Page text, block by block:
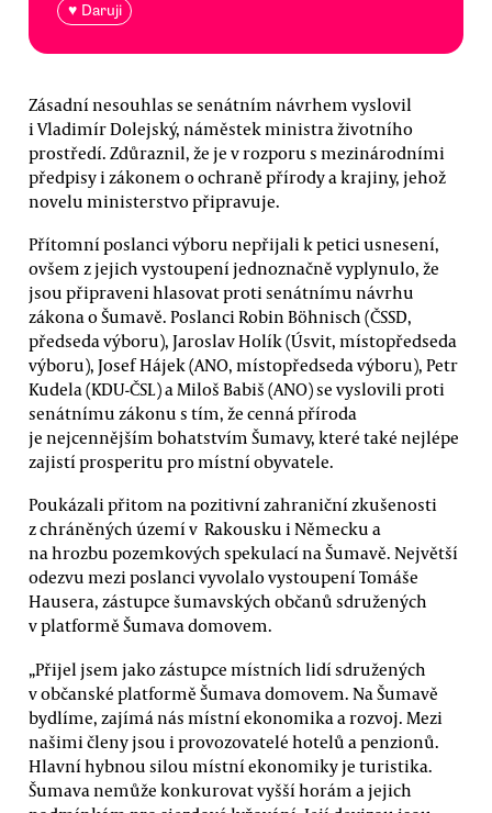
♥ Daruji
Zásadní nesouhlas se senátním návrhem vyslovil
i Vladimír Dolejský, náměstek ministra životního
prostředí. Zdůraznil, že je v rozporu s mezinárodními
předpisy i zákonem o ochraně přírody a krajiny, jehož
novelu ministerstvo připravuje.
Přítomní poslanci výboru nepřijali k petici usnesení,
ovšem z jejich vystoupení jednoznačně vyplynulo, že
jsou připraveni hlasovat proti senátnímu návrhu
zákona o Šumavě. Poslanci Robin Böhnisch (ČSSD,
předseda výboru), Jaroslav Holík (Úsvit, místopředseda
výboru), Josef Hájek (ANO, místopředseda výboru), Petr
Kudela (KDU-ČSL) a Miloš Babiš (ANO) se vyslovili proti
senátnímu zákonu s tím, že cenná příroda
je nejcennějším bohatstvím Šumavy, které také nejlépe
zajistí prosperitu pro místní obyvatele.
Poukázali přitom na pozitivní zahraniční zkušenosti
z chráněných území v Rakousku i Německu a
na hrozbu pozemkových spekulací na Šumavě. Největší
odezvu mezi poslanci vyvolalo vystoupení Tomáše
Hausera, zástupce šumavských občanů sdružených
v platformě Šumava domovem.
„Přijel jsem jako zástupce místních lidí sdružených
v občanské platformě Šumava domovem. Na Šumavě
bydlíme, zajímá nás místní ekonomika a rozvoj. Mezi
našimi členy jsou i provozovatelé hotelů a penzionů.
Hlavní hybnou silou místní ekonomiky je turistika.
Šumava nemůže konkurovat vyšší horám a jejich